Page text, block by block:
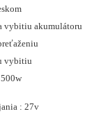
vybitiu akumulátoru
vybitiu
: 27v